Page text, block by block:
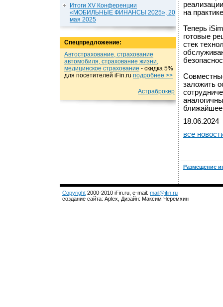
Итоги XV Конференции
«МОБИЛЬНЫЕ ФИНАНСЫ 2025», 20
мая 2025
Спецпредложение:
Автострахование, страхование
автомобиля, страхование жизни,
медицинское страхование - cкидка 5%
для посетителей iFin.ru подробнеe >>
Астраброкер
на
Теперь
готовые
стек
заложить
18.06.2024
все
Размещение
Copyright 2000-2010 iFin.ru, e-mail: mail@ifin.ru
создание сайта: Aplex, Дизайн: Максим Черемхин